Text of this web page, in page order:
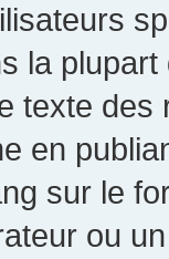
la
texte
en
sur le
ou